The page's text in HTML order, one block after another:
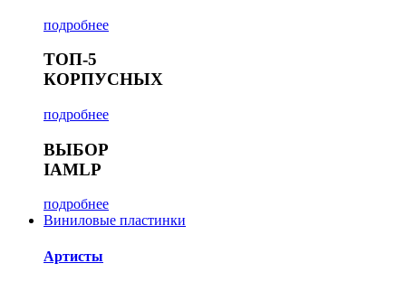
подробнее
ТОП-5
КОРПУСНЫХ
подробнее
ВЫБОР
IAMLP
подробнее
Виниловые пластинки
Артисты